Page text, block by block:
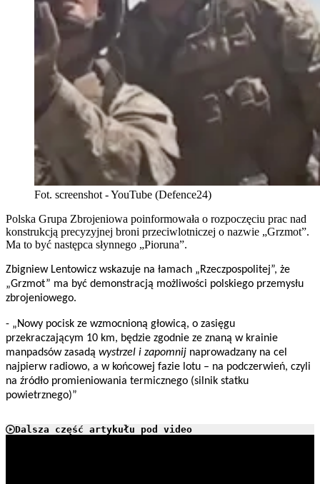
Fot. screenshot - YouTube (Defence24)
Polska Grupa Zbrojeniowa poinformowała o rozpoczęciu prac nad
konstrukcją precyzyjnej broni przeciwlotniczej o nazwie „Grzmot”.
Ma to być następca słynnego „Pioruna”.
Zbigniew Lentowicz wskazuje na łamach „Rzeczpospolitej”, że
„Grzmot” ma być demonstracją możliwości polskiego przemysłu
zbrojeniowego.
- „Nowy pocisk ze wzmocnioną głowicą, o zasięgu
przekraczającym 10 km, będzie zgodnie ze znaną w krainie
manpadsów zasadą wystrzel i zapomnij naprowadzany na cel
najpierw radiowo, a w końcowej fazie lotu – na podczerwień, czyli
na źródło promieniowania termicznego (silnik statku
powietrznego)”
Dalsza część artykułu pod video